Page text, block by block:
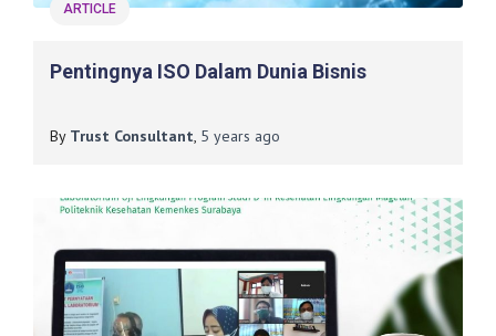
ARTICLE
Pentingnya ISO Dalam Dunia Bisnis
By Trust Consultant, 5 years ago